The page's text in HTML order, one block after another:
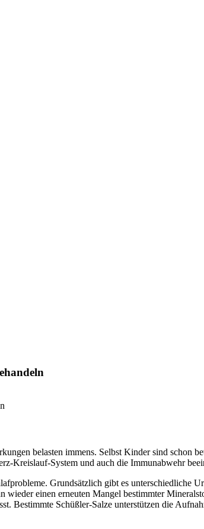
belasten immens. Selbst Kinder sind schon
Kreislauf-System und auch die Immunabwehr
Grundsätzlich gibt es unterschiedliche
wieder einen erneuten Mangel bestimmter
Bestimmte Schüßler-Salze unterstützen die